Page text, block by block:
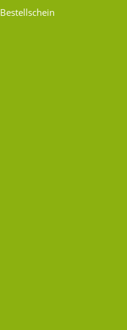
Bestellschein